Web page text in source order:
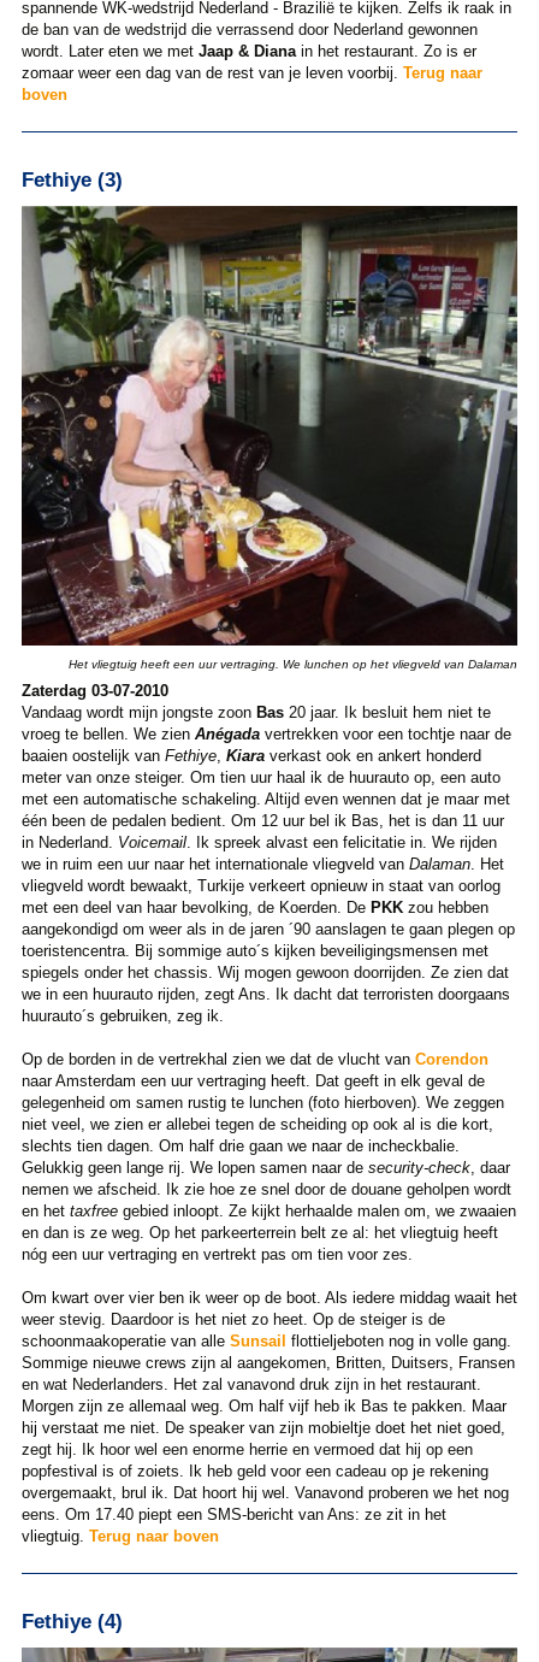
spannende WK-wedstrijd Nederland - Brazilië te kijken. Zelfs ik raak in
de ban van de wedstrijd die verrassend door Nederland gewonnen
wordt. Later eten we met Jaap & Diana in het restaurant. Zo is er
zomaar weer een dag van de rest van je leven voorbij. Terug naar
boven
Fethiye (3)
Het vliegtuig heeft een uur vertraging. We lunchen op het vliegveld van Dalaman
Zaterdag 03-07-2010
Vandaag wordt mijn jongste zoon Bas20 jaar. Ik besluit hem niet te
vroeg te bellen. We zien Anégadavertrekken voor een tochtje naar de
baaien oostelijk van Fethiye, Kiaraverkast ook en ankert honderd
meter van onze steiger. Om tien uur haal ik de huurauto op, een auto
met een automatische schakeling. Altijd even wennen dat je maar met
één been de pedalen bedient. Om 12 uur bel ik Bas, het is dan 11 uur
in Nederland. Voicemail. Ik spreek alvast een felicitatie in. We rijden
we in ruim een uur naar het internationale vliegveld van Dalaman. Het
vliegveld wordt bewaakt, Turkije verkeert opnieuw in staat van oorlog
met een deel van haar bevolking, de Koerden. De PKKzou hebben
aangekondigd om weer als in de jaren ´90 aanslagen te gaan plegen op
toeristencentra. Bij sommige auto´s kijken beveiligingsmensen met
spiegels onder het chassis. Wij mogen gewoon doorrijden. Ze zien dat
we in een huurauto rijden, zegt Ans. Ik dacht dat terroristen doorgaans
huurauto´s gebruiken, zeg ik.
Op de borden in de vertrekhal zien we dat de vlucht van Corendon
naar Amsterdam een uur vertraging heeft. Dat geeft in elk geval de
gelegenheid om samen rustig te lunchen (foto hierboven). We zeggen
niet veel, we zien er allebei tegen de scheiding op ook al is die kort,
slechts tien dagen. Om half drie gaan we naar de incheckbalie.
Gelukkig geen lange rij. We lopen samen naar de security-check, daar
nemen we afscheid. Ik zie hoe ze snel door de douane geholpen wordt
en het taxfreegebied inloopt. Ze kijkt herhaalde malen om, we zwaaien
en dan is ze weg. Op het parkeerterrein belt ze al: het vliegtuig heeft
nóg een uur vertraging en vertrekt pas om tien voor zes.
Om kwart over vier ben ik weer op de boot. Als iedere middag waait het
weer stevig. Daardoor is het niet zo heet. Op de steiger is de
schoonmaakoperatie van alle Sunsail flottieljeboten nog in volle gang.
Sommige nieuwe crews zijn al aangekomen, Britten, Duitsers, Fransen
en wat Nederlanders. Het zal vanavond druk zijn in het restaurant.
Morgen zijn ze allemaal weg. Om half vijf heb ik Bas te pakken. Maar
hij verstaat me niet. De speaker van zijn mobieltje doet het niet goed,
zegt hij. Ik hoor wel een enorme herrie en vermoed dat hij op een
popfestival is of zoiets. Ik heb geld voor een cadeau op je rekening
overgemaakt, brul ik. Dat hoort hij wel. Vanavond proberen we het nog
eens. Om 17.40 piept een SMS-bericht van Ans: ze zit in het
vliegtuig. Terug naar boven
Fethiye (4)